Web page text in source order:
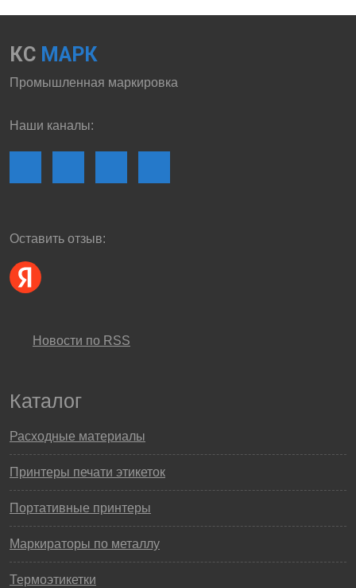
КС МАРК
Промышленная маркировка
Наши каналы:
Оставить отзыв:
Новости по RSS
Каталог
Расходные материалы
Принтеры печати этикеток
Портативные принтеры
Маркираторы по металлу
Термоэтикетки